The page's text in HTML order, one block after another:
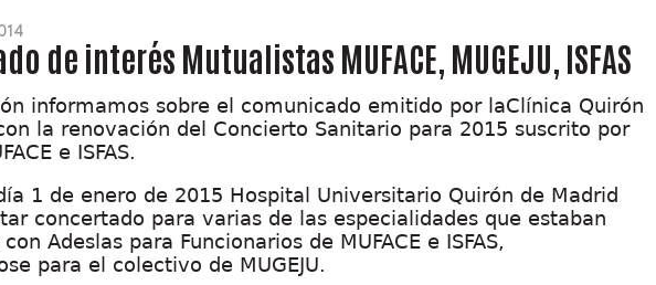
de interés Mutualistas MUFACE, MUGEJU, ISFAS
informamos sobre el comunicado emitido por laClínica Quirón
la renovación del Concierto Sanitario para 2015 suscrito por
e ISFAS.
1 de enero de 2015 Hospital Universitario Quirón de Madrid
concertado para varias de las especialidades que estaban
Adeslas para Funcionarios de MUFACE e ISFAS,
para el colectivo de MUGEJU.